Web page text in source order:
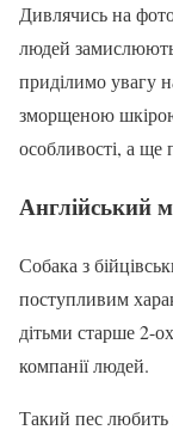
Дивлячись на
людей
приділимо увагу
зморщеною
особливості, а ще
Англійський
Собака з
поступливим
дітьми старше 2-
компанії людей.
Такий пес любить